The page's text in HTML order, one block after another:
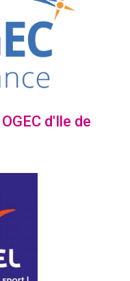
d'Ile de